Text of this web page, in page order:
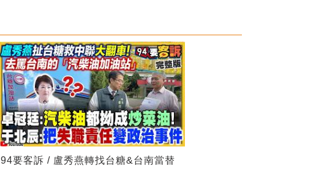
94要客訴 / 盧秀燕轉找台糖&台南當替